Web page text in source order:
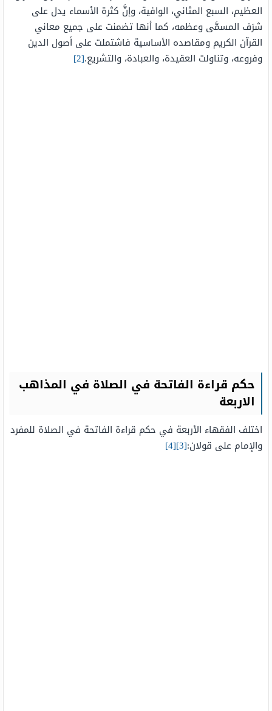
العظيم، السبع المثاني، الوافية، وإنَّ كثرة الأسماء يدل على
شرَف المسمَّى وعظمه، كما أنها تضمنت على جميع معاني
القرآن الكريم ومقاصده الأساسية فاشتملت على أصول الدين
وفروعه، وتناولت العقيدة، والعبادة، والتشريع.[2]
حكم قراءة الفاتحة في الصلاة في المذاهب
الاربعة
اختلف الفقهاء الأربعة في حكم قراءة الفاتحة في الصلاة للمفرد
والإمام على قولان:[3]
[4]